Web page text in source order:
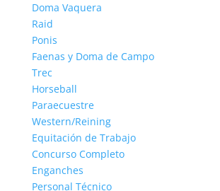
Doma Vaquera
Raid
Ponis
Faenas y Doma de Campo
Trec
Horseball
Paraecuestre
Western/Reining
Equitación de Trabajo
Concurso Completo
Enganches
Personal Técnico